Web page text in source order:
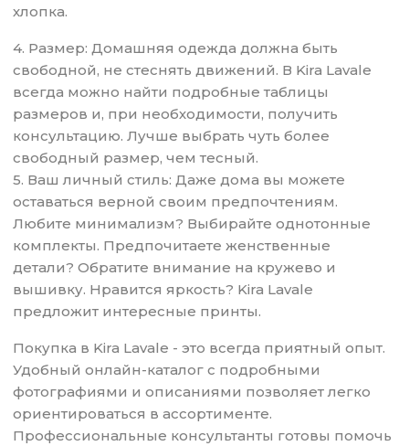
хлопка.
4. Размер: Домашняя одежда должна быть
свободной, не стеснять движений. В Kira Lavale
всегда можно найти подробные таблицы
размеров и, при необходимости, получить
консультацию. Лучше выбрать чуть более
свободный размер, чем тесный.
5. Ваш личный стиль: Даже дома вы можете
оставаться верной своим предпочтениям.
Любите минимализм? Выбирайте однотонные
комплекты. Предпочитаете женственные
детали? Обратите внимание на кружево и
вышивку. Нравится яркость? Kira Lavale
предложит интересные принты.
Покупка в Kira Lavale - это всегда приятный опыт.
Удобный онлайн-каталог с подробными
фотографиями и описаниями позволяет легко
ориентироваться в ассортименте.
Профессиональные консультанты готовы помочь